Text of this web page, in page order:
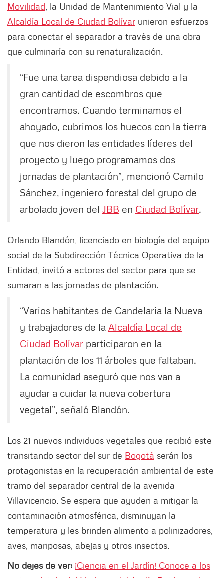
Movilidad , la Unidad de Mantenimiento Vial y la
Alcaldía Local de Ciudad Bolívar unieron esfuerzos
para conectar el separador a través de una obra
que culminaría con su renaturalización.
“Fue una tarea dispendiosa debido a la
gran cantidad de escombros que
encontramos. Cuando terminamos el
ahoyado, cubrimos los huecos con la tierra
que nos dieron las entidades líderes del
proyecto y luego programamos dos
jornadas de plantación”, mencionó Camilo
Sánchez, ingeniero forestal del grupo de
arbolado joven del JBB en Ciudad Bolívar.
Orlando Blandón, licenciado en biología del equipo
social de la Subdirección Técnica Operativa de la
Entidad, invitó a actores del sector para que se
sumaran a las jornadas de plantación.
“Varios habitantes de Candelaria la Nueva
y trabajadores de la Alcaldía Local de
Ciudad Bolívar participaron en la
plantación de los 11 árboles que faltaban.
La comunidad aseguró que nos van a
ayudar a cuidar la nueva cobertura
vegetal”, señaló Blandón.
Los 21 nuevos individuos vegetales que recibió este
transitando sector del sur de Bogotá serán los
protagonistas en la recuperación ambiental de este
tramo del separador central de la avenida
Villavicencio. Se espera que ayuden a mitigar la
contaminación atmosférica, disminuyan la
temperatura y les brinden alimento a polinizadores,
aves, mariposas, abejas y otros insectos.
No dejes de ver: ¡Ciencia en el Jardín! Conoce a los